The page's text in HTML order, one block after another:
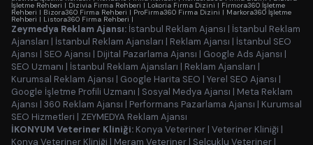
İşletme Rehberi | Dizivia Firma Rehberi | Lokoria Firma Dizini | Firmora360 İşletme
Rehberi | Bizora360 Firma Rehberi | ProFirma360 Firma Dizini | Markora360 İşletme
Rehberi | Listora360 Firma Rehberi |
Zeymedya Reklam Ajansı: İstanbul Reklam Ajansı | İstanbul Reklam
Ajansları | İstanbul Reklam Ajansları | Reklam Ajansı | İstanbul SEO
Ajansı | SEO Ajansı | Dijital Pazarlama Ajansı | Google Ads Ajansı |
SEO Uzmanı | İstanbul Reklam Ajansları | Reklam Ajansları |
Kurumsal Reklam Ajansı | Google Harita SEO | Yerel SEO Ajansı |
Google İşletme Profili Uzmanı | Sosyal Medya Ajansı | Meta Reklam
Ajansı | 360 Reklam Ajansı | Performans Pazarlama Ajansı | Kurumsal
SEO Hizmetleri | ZEYMEDYA Reklam Ajansı
İKONYUM Veteriner Kliniği: Konya Veteriner | Veteriner Kliniği |
Konya Veteriner Kliniği | Meram Veteriner | Selçuklu Veteriner |